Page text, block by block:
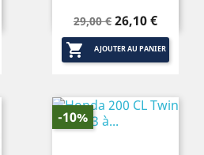
Prix
de
base
29,00 € Prix
26,10 €
 AJOUTER AU PANIER
-10%